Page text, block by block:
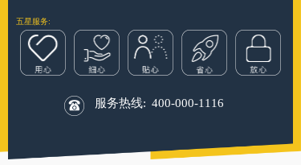
五星服务:
服务热线: 400-000-1116